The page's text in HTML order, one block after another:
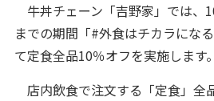
牛丼チェーン「吉野家」では、
までの期間「#外食はチカラにな
て定食全品10％オフを実施します。
店内飲食で注文する「定食」全